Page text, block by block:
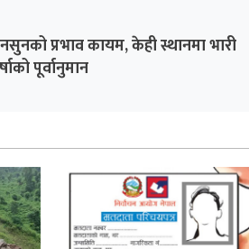
प्रभाव कायम, केही स्थानमा भारी
पूर्वानुमान